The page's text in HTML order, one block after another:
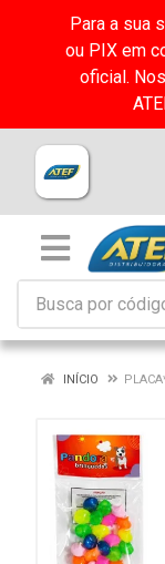
Para a sua
ou PIX em
oficial.
INÍCIO